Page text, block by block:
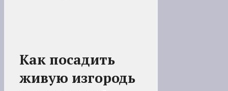
Как посадить
живую изгородь